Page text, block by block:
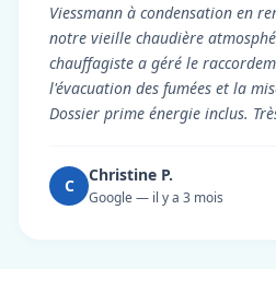
Viessmann à condensation en
notre vieille chaudière
chauffagiste a géré le
l'évacuation des fumées et la
Dossier prime énergie inclus.
C
Christine P.
Google — il y a 3 mois